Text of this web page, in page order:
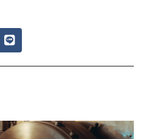
L
i
e